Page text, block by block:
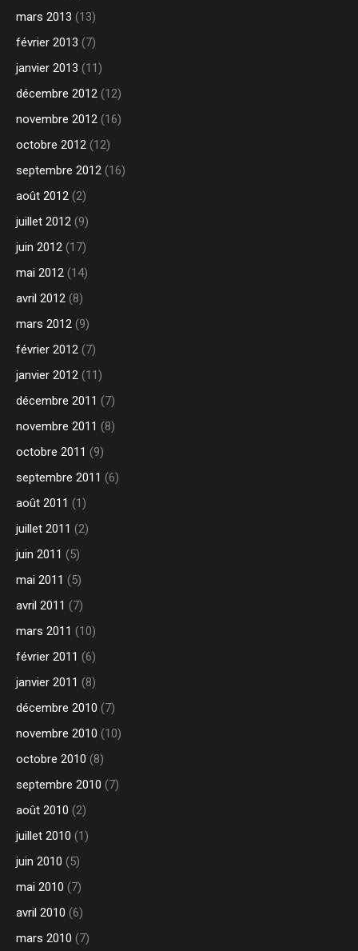
mars 2013 (13)
février 2013 (7)
janvier 2013 (11)
décembre 2012 (12)
novembre 2012 (16)
octobre 2012 (12)
septembre 2012 (16)
août 2012 (2)
juillet 2012 (9)
juin 2012 (17)
mai 2012 (14)
avril 2012 (8)
mars 2012 (9)
février 2012 (7)
janvier 2012 (11)
décembre 2011 (7)
novembre 2011 (8)
octobre 2011 (9)
septembre 2011 (6)
août 2011 (1)
juillet 2011 (2)
juin 2011 (5)
mai 2011 (5)
avril 2011 (7)
mars 2011 (10)
février 2011 (6)
janvier 2011 (8)
décembre 2010 (7)
novembre 2010 (10)
octobre 2010 (8)
septembre 2010 (7)
août 2010 (2)
juillet 2010 (1)
juin 2010 (5)
mai 2010 (7)
avril 2010 (6)
mars 2010 (7)